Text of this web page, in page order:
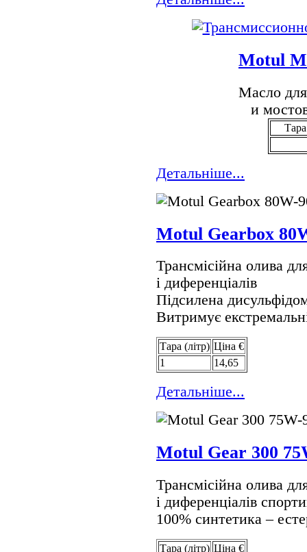
Motul
Масло
и
Детальнiше...
Motul Gearbox
Трансмісійна олива
і диференціалів
Підсилена
Витримує
Тара (лiтр) Цiна €
1
14,65
Детальнiше...
Motul Gear 300
Трансмісійна олива
і диференціалів
100% синтетика –
Тара (лiтр) Цiна €